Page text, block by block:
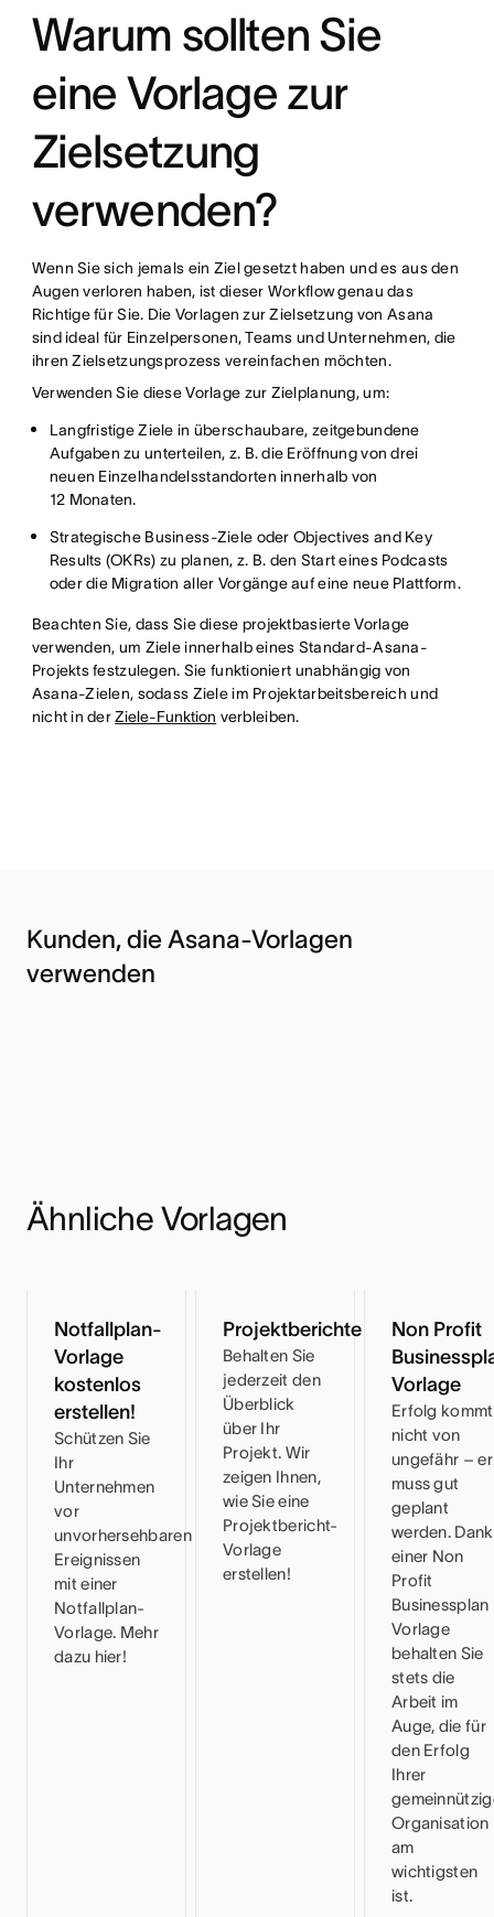
Warum sollten Sie
eine Vorlage zur
Zielsetzung
verwenden?
Wenn Sie sich jemals ein Ziel gesetzt haben und es aus den
Augen verloren haben, ist dieser Workflow genau das
Richtige für Sie. Die Vorlagen zur Zielsetzung von Asana
sind ideal für Einzelpersonen, Teams und Unternehmen, die
ihren Zielsetzungsprozess vereinfachen möchten.
Verwenden Sie diese Vorlage zur Zielplanung, um:
Langfristige Ziele in überschaubare, zeitgebundene
Aufgaben zu unterteilen, z. B. die Eröffnung von drei
neuen Einzelhandelsstandorten innerhalb von
12 Monaten.
Strategische Business-Ziele oder Objectives and Key
Results (OKRs) zu planen, z. B. den Start eines Podcasts
oder die Migration aller Vorgänge auf eine neue Plattform.
Beachten Sie, dass Sie diese projektbasierte Vorlage
verwenden, um Ziele innerhalb eines Standard-Asana-
Projekts festzulegen. Sie funktioniert unabhängig von
Asana-Zielen, sodass Ziele im Projektarbeitsbereich und
nicht in derZiele-Funktion verbleiben.
Kunden, die Asana-Vorlagen
verwenden
Ähnliche Vorlagen
Notfallplan-
Vorlage
kostenlos
erstellen!
Schützen Sie
Ihr
Unternehmen
vor
unvorhersehbaren
Ereignissen
mit einer
Notfallplan-
Vorlage. Mehr
dazu hier!
Projektberichte
Behalten Sie
jederzeit den
Überblick
über Ihr
Projekt. Wir
zeigen Ihnen,
wie Sie eine
Projektbericht-
Vorlage
erstellen!
Non Profit
Vorlage
Erfolg kommt
nicht von
ungefähr – er
muss gut
geplant
werden. Dank
einer Non
Profit
Businessplan
Vorlage
behalten Sie
stets die
Arbeit im
Auge, die für
den Erfolg
Ihrer
Organisation
am
wichtigsten
ist.